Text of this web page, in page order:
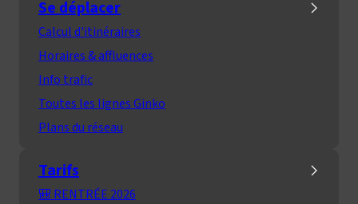
Se déplacer
Calcul d'itinéraires
Horaires & affluences
Info trafic
Toutes les lignes Ginko
Plans du réseau
Tarifs
🎒 RENTRÉE 2026